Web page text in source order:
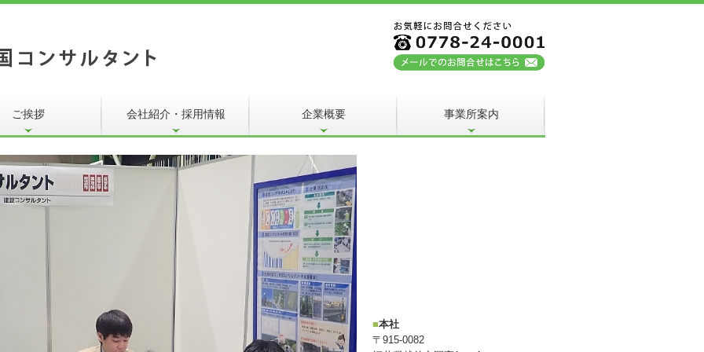
ご挨拶 会社紹介・採用情報 企業概要 事業所案内
■本社
〒915-0082